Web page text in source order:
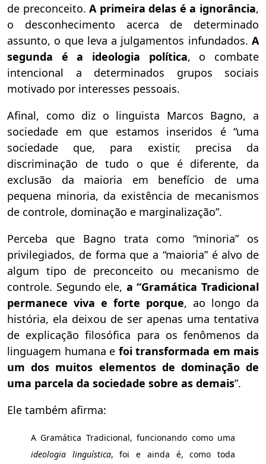
de preconceito.A primeira delas é a ignorância,
o desconhecimento acerca de determinado
assunto, o que leva a julgamentos infundados. A
segunda é a ideologia política, o combate
intencional a determinados grupos sociais
motivado por interesses pessoais.
Afinal, como diz o linguista Marcos Bagno, a
sociedade em que estamos inseridos é “uma
sociedade que, para existir, precisa da
discriminação de tudo o que é diferente, da
exclusão da maioria em benefício de uma
pequena minoria, da existência de mecanismos
de controle, dominação e marginalização”.
Perceba que Bagno trata como “minoria” os
privilegiados, de forma que a “maioria” é alvo de
algum tipo de preconceito ou mecanismo de
controle. Segundo ele, a “Gramática Tradicional
permanece viva e forte porque, ao longo da
história, ela deixou de ser apenas uma tentativa
de explicação filosófica para os fenômenos da
linguagem humana e foi transformada em mais
um dos muitos elementos de dominação de
uma parcela da sociedade sobre as demais”.
Ele também afirma:
A Gramática Tradicional, funcionando como uma
ideologia linguística,
foi e ainda é, como toda